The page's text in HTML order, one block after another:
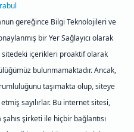
gereğince Bilgi Teknolojileri ve
bir Yer Sağlayıcı olarak
içerikleri proaktif olarak
bulunmamaktadır. Ancak,
taşımakta olup, siteye
sayılırlar. Bu internet sitesi,
şirketi ile hiçbir bağlantısı